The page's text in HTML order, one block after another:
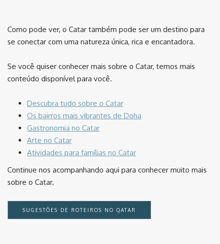
Como pode ver, o Catar também pode ser um destino para
se conectar com uma natureza única, rica e encantadora.
Se você quiser conhecer mais sobre o Catar, temos mais
conteúdo disponível para você.
Descubra tudo sobre o Catar
Os bairros mais vibrantes de Doha
Gastronomia no Catar
Arte no Catar
Atividades para famílias no Catar
Continue nos acompanhando aqui para conhecer muito mais
sobre o Catar.
SUGESTÕES DE ROTEIROS NO QATAR